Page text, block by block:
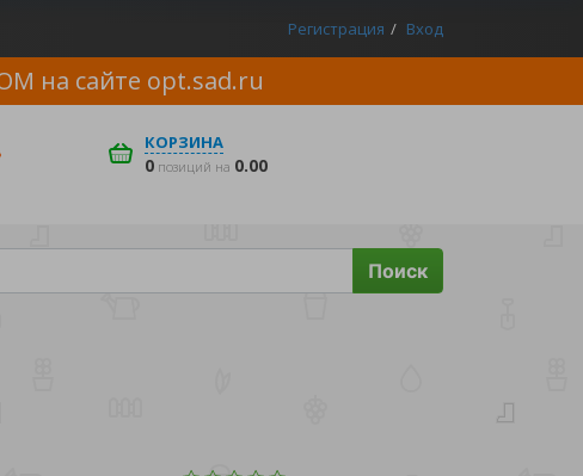
Регистрация Вход
на сайте opt.sad.ru
КОРЗИНА
0 позиций на 0.00
Поиск